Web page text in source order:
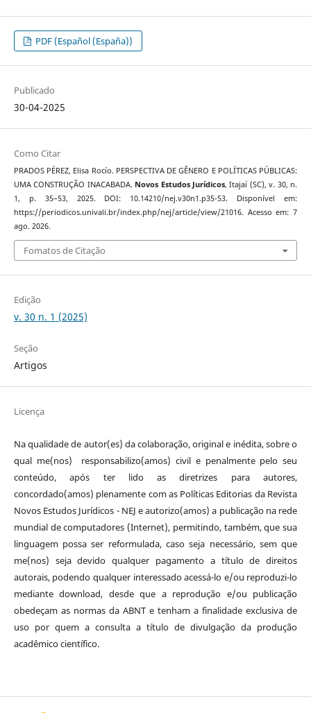
PDF (Español (España))
Publicado
30-04-2025
Como Citar
PRADOS PÉREZ, Elisa Rocío. PERSPECTIVA DE GÊNERO E POLÍTICAS PÚBLICAS:
UMA CONSTRUÇÃO INACABADA. Novos Estudos Jurí­dicos, Itajaí­ (SC), v. 30, n.
1, p. 35–53, 2025. DOI: 10.14210/nej.v30n1.p35-53. Disponível em:
https://periodicos.univali.br/index.php/nej/article/view/21016. Acesso em: 7
ago. 2026.
Fomatos de Citação
Edição
v. 30 n. 1 (2025)
Seção
Artigos
Licença
Na qualidade de autor(es) da colaboração, original e inédita, sobre o
qual me(nos) responsabilizo(amos) civil e penalmente pelo seu
conteúdo, após ter lido as diretrizes para autores,
concordado(amos) plenamente com as Políticas Editorias da Revista
Novos Estudos Jurídicos - NEJ e autorizo(amos) a publicação na rede
mundial de computadores (Internet), permitindo, também, que sua
linguagem possa ser reformulada, caso seja necessário, sem que
me(nos) seja devido qualquer pagamento a título de direitos
autorais, podendo qualquer interessado acessá-lo e/ou reproduzi-lo
mediante download, desde que a reprodução e/ou publicação
obedeçam as normas da ABNT e tenham a finalidade exclusiva de
uso por quem a consulta a título de divulgação da produção
acadêmico científico.